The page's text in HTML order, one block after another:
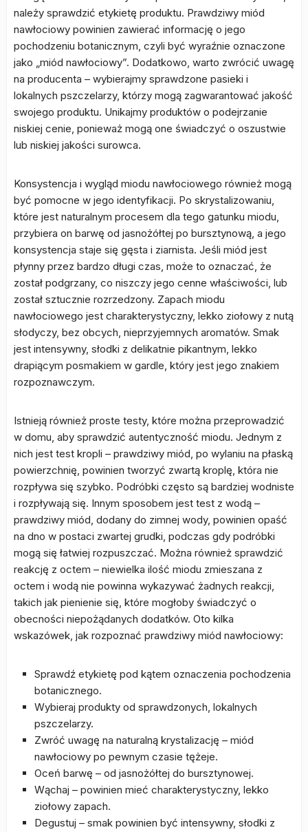
należy sprawdzić etykietę produktu. Prawdziwy miód
nawłociowy powinien zawierać informację o jego
pochodzeniu botanicznym, czyli być wyraźnie oznaczone
jako „miód nawłociowy”. Dodatkowo, warto zwrócić uwagę
na producenta – wybierajmy sprawdzone pasieki i
lokalnych pszczelarzy, którzy mogą zagwarantować jakość
swojego produktu. Unikajmy produktów o podejrzanie
niskiej cenie, ponieważ mogą one świadczyć o oszustwie
lub niskiej jakości surowca.
Konsystencja i wygląd miodu nawłociowego również mogą
być pomocne w jego identyfikacji. Po skrystalizowaniu,
które jest naturalnym procesem dla tego gatunku miodu,
przybiera on barwę od jasnożółtej po bursztynową, a jego
konsystencja staje się gęsta i ziarnista. Jeśli miód jest
płynny przez bardzo długi czas, może to oznaczać, że
został podgrzany, co niszczy jego cenne właściwości, lub
został sztucznie rozrzedzony. Zapach miodu
nawłociowego jest charakterystyczny, lekko ziołowy z nutą
słodyczy, bez obcych, nieprzyjemnych aromatów. Smak
jest intensywny, słodki z delikatnie pikantnym, lekko
drapiącym posmakiem w gardle, który jest jego znakiem
rozpoznawczym.
Istnieją również proste testy, które można przeprowadzić
w domu, aby sprawdzić autentyczność miodu. Jednym z
nich jest test kropli – prawdziwy miód, po wylaniu na płaską
powierzchnię, powinien tworzyć zwartą kroplę, która nie
rozpływa się szybko. Podróbki często są bardziej wodniste
i rozpływają się. Innym sposobem jest test z wodą –
prawdziwy miód, dodany do zimnej wody, powinien opaść
na dno w postaci zwartej grudki, podczas gdy podróbki
mogą się łatwiej rozpuszczać. Można również sprawdzić
reakcję z octem – niewielka ilość miodu zmieszana z
octem i wodą nie powinna wykazywać żadnych reakcji,
takich jak pienienie się, które mogłoby świadczyć o
obecności niepożądanych dodatków. Oto kilka
wskazówek, jak rozpoznać prawdziwy miód nawłociowy:
Sprawdź etykietę pod kątem oznaczenia pochodzenia
botanicznego.
Wybieraj produkty od sprawdzonych, lokalnych
pszczelarzy.
Zwróć uwagę na naturalną krystalizację – miód
nawłociowy po pewnym czasie tężeje.
Oceń barwę – od jasnożółtej do bursztynowej.
Wąchaj – powinien mieć charakterystyczny, lekko
ziołowy zapach.
Degustuj – smak powinien być intensywny, słodki z